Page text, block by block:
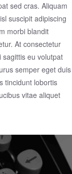
sed cras. Aliquam
suscipit adipiscing
morbi blandit
At consectetur
sagittis eu volutpat
semper eget duis
tincidunt lobortis
vitae aliquet